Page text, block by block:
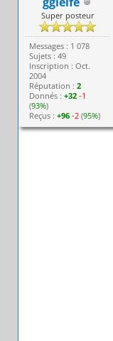
Super posteur
Messages : 1 078
Sujets : 49
Inscription : Oct.
2004
Réputation :2
Donnés :+32 -1
(93%)
Reçus :+96 -2 (95%)